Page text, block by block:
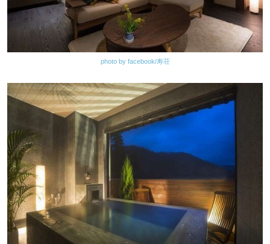
photo by facebook/寿荘